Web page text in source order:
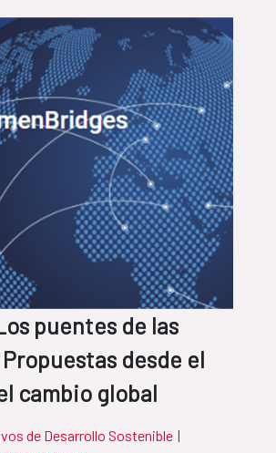
puentes de las
desde el
cambio global
de Desarrollo Sostenible |